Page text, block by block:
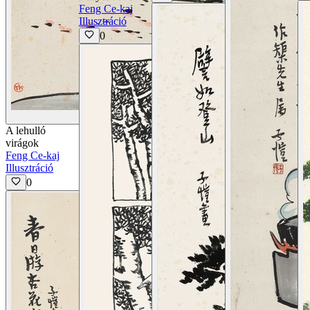
Részletek megtekintése
A lehulló
virágok
Feng Ce-kaj
Illusztráció
0
Feng Ce-kaj
Illusztráció
0